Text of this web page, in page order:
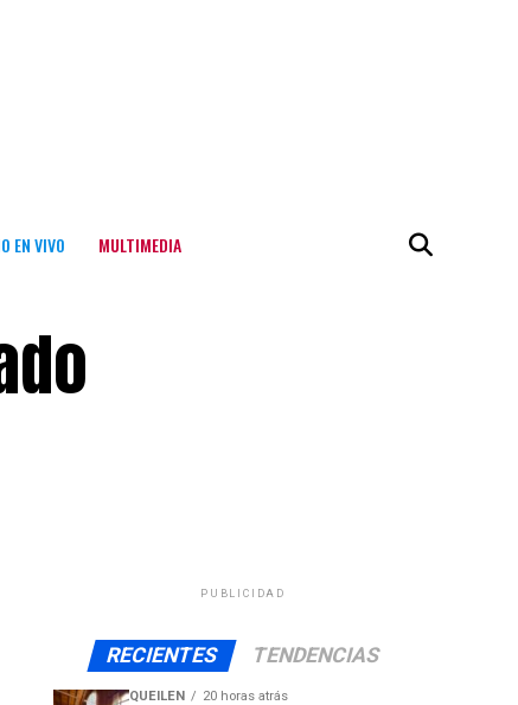
EN VIVO MULTIMEDIA
PUBLICIDAD
RECIENTES TENDENCIAS
QUEILEN 20 horas atrás